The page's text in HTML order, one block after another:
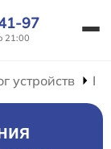
97
21:00
устройств